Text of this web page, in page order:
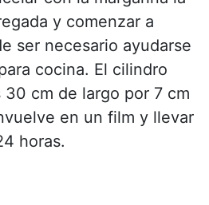
y comenzar a
ser necesario ayudarse
cocina. El cilindro
cm de largo por 7 cm
en un film y llevar
horas.